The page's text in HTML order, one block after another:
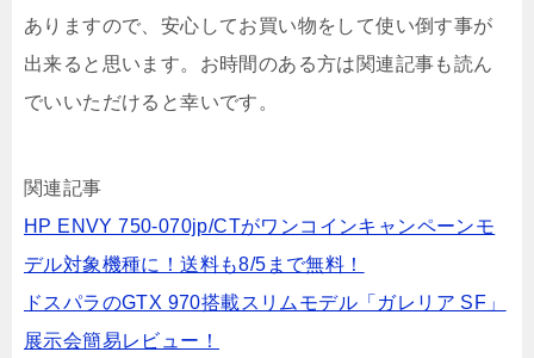
ありますので、安心してお買い物をして使い倒す事が
出来ると思います。お時間のある方は関連記事も読ん
でいいただけると幸いです。
関連記事
HP ENVY 750-070jp/CTがワンコインキャンペーンモ
デル対象機種に！送料も8/5まで無料！
ドスパラのGTX 970搭載スリムモデル「ガレリア SF」
展示会簡易レビュー！